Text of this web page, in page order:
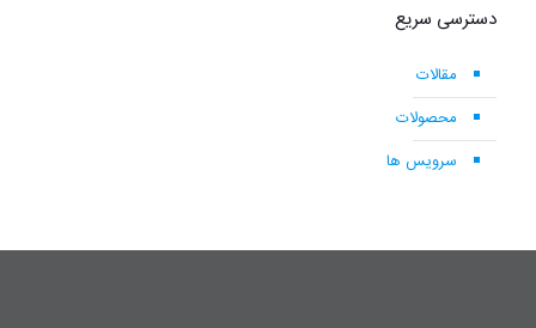
دسترسی سریع
مقالات
محصولات
سرویس ها